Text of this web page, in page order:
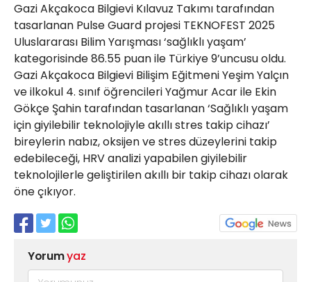
Gazi Akçakoca Bilgievi Kılavuz Takımı tarafından
tasarlanan Pulse Guard projesi TEKNOFEST 2025
Uluslararası Bilim Yarışması ‘sağlıklı yaşam’
kategorisinde 86.55 puan ile Türkiye 9’uncusu oldu.
Gazi Akçakoca Bilgievi Bilişim Eğitmeni Yeşim Yalçın
ve ilkokul 4. sınıf öğrencileri Yağmur Acar ile Ekin
Gökçe Şahin tarafından tasarlanan ‘Sağlıklı yaşam
için giyilebilir teknolojiyle akıllı stres takip cihazı’
bireylerin nabız, oksijen ve stres düzeylerini takip
edebileceği, HRV analizi yapabilen giyilebilir
teknolojilerle geliştirilen akıllı bir takip cihazı olarak
öne çıkıyor.
Yorumyaz